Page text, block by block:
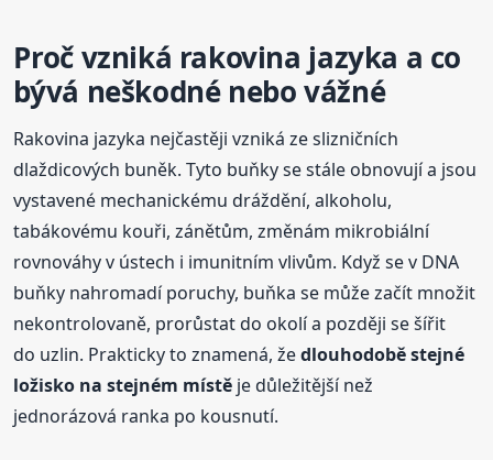
Proč vzniká rakovina jazyka a co
bývá neškodné nebo vážné
Rakovina jazyka nejčastěji vzniká ze slizničních
dlaždicových buněk. Tyto buňky se stále obnovují a jsou
vystavené mechanickému dráždění, alkoholu,
tabákovému kouři, zánětům, změnám mikrobiální
rovnováhy v ústech i imunitním vlivům. Když se v DNA
buňky nahromadí poruchy, buňka se může začít množit
nekontrolovaně, prorůstat do okolí a později se šířit
do uzlin. Prakticky to znamená, žedlouhodobě stejné
ložisko na stejném místě je důležitější než
jednorázová ranka po kousnutí.